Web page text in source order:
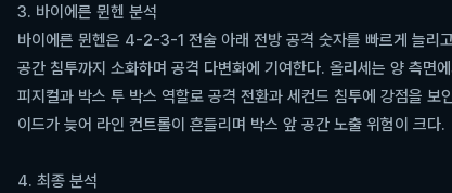
3. 바이에른 뮌헨 분석
바이에른 뮌헨은 4-2-3-1 전술 아래 전방 공격 숫자를 빠르게 늘리
공간 침투까지 소화하며 공격 다변화에 기여한다. 올리세는 양 측면
피지컬과 박스 투 박스 역할로 공격 전환과 세컨드 침투에 강점을
이드가 늦어 라인 컨트롤이 흔들리며 박스 앞 공간 노출 위험이 크다.
4. 최종 분석